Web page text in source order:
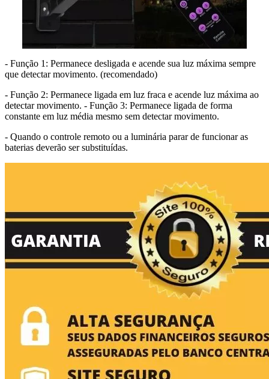
- Função 1: Permanece desligada e acende sua luz máxima sempre
que detectar movimento. (recomendado)
- Função 2: Permanece ligada em luz fraca e acende luz máxima ao
detectar movimento. - Função 3: Permanece ligada de forma
constante em luz média mesmo sem detectar movimento.
- Quando o controle remoto ou a luminária parar de funcionar as
baterias deverão ser substituídas.